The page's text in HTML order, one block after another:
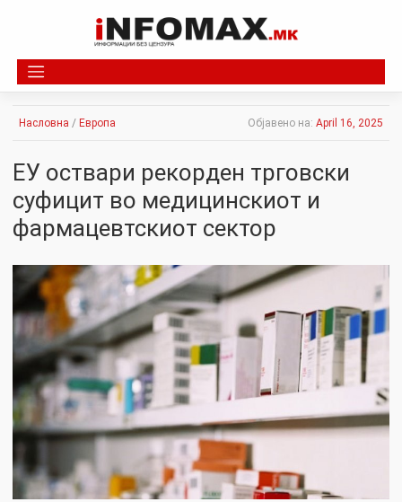
Насловна / Европа Објавено на: April 16, 2025
ЕУ оствари рекорден трговски
суфицит во медицинскиот и
фармацевтскиот сектор